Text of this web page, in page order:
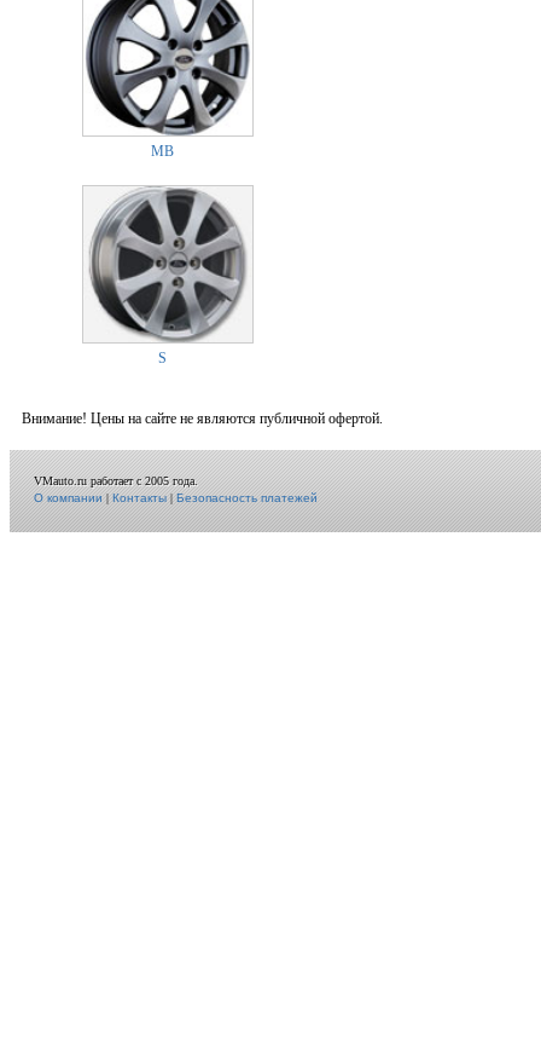
MB
S
Внимание! Цены на сайте не являются публичной офертой.
VMauto.ru работает с 2005 года.
О компании|Контакты|Безопасность платежей